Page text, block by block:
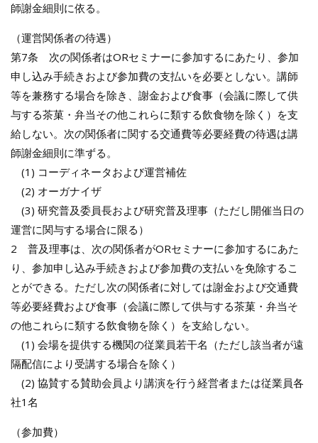
師謝金細則に依る。
（運営関係者の待遇）
第7条 次の関係者はORセミナーに参加するにあたり、参加
申し込み手続きおよび参加費の支払いを必要としない。講師
等を兼務する場合を除き、謝金および食事（会議に際して供
与する茶菓・弁当その他これらに類する飲食物を除く）を支
給しない。次の関係者に関する交通費等必要経費の待遇は講
師謝金細則に準ずる。
(1) コーディネータおよび運営補佐
(2) オーガナイザ
(3) 研究普及委員長および研究普及理事（ただし開催当日の
運営に関与する場合に限る）
2 普及理事は、次の関係者がORセミナーに参加するにあた
り、参加申し込み手続きおよび参加費の支払いを免除するこ
とができる。ただし次の関係者に対しては謝金および交通費
等必要経費および食事（会議に際して供与する茶菓・弁当そ
の他これらに類する飲食物を除く）を支給しない。
(1) 会場を提供する機関の従業員若干名（ただし該当者が遠
隔配信により受講する場合を除く）
(2) 協賛する賛助会員より講演を行う経営者または従業員各
社1名
（参加費）